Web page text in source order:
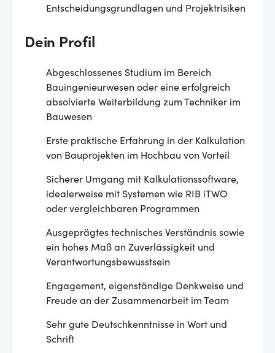
Entscheidungsgrundlagen und Projektrisiken
Dein Profil
Abgeschlossenes Studium im Bereich
Bauingenieurwesen oder eine erfolgreich
absolvierte Weiterbildung zum Techniker im
Bauwesen
Erste praktische Erfahrung in der Kalkulation
von Bauprojekten im Hochbau von Vorteil
Sicherer Umgang mit Kalkulationssoftware,
idealerweise mit Systemen wie RIB iTWO
oder vergleichbaren Programmen
Ausgeprägtes technisches Verständnis sowie
ein hohes Maß an Zuverlässigkeit und
Verantwortungsbewusstsein
Engagement, eigenständige Denkweise und
Freude an der Zusammenarbeit im Team
Sehr gute Deutschkenntnisse in Wort und
Schrift